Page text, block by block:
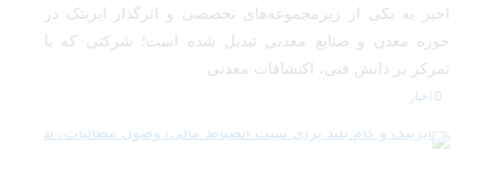
اخیر به یکی از زیرمجموعه‌های تخصصی و اثرگذار ایریتک در
حوزه معدن و صنایع معدنی تبدیل شده است؛ شرکتی که با
تمرکز بر دانش فنی، اکتشافات معدنی
اخبار